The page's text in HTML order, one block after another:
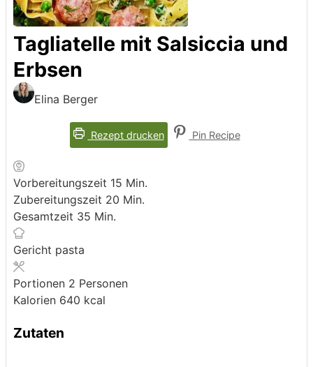
Tagliatelle mit Salsiccia und
Erbsen
Elina Berger
Rezept drucken Pin Recipe
Vorbereitungszeit 15 Minuten
Min.
Zubereitungszeit 20 Minuten
Min.
Gesamtzeit 35 Minuten
Min.
Gericht pasta
Portionen 2 Personen
Kalorien 640 kcal
Zutaten